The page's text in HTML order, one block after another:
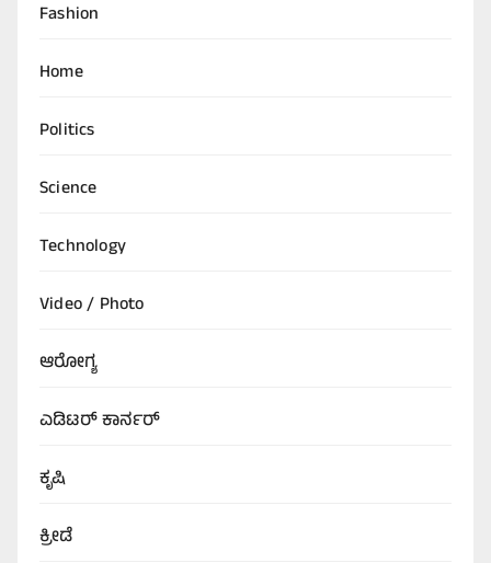
Fashion
Home
Politics
Science
Technology
Video / Photo
ಆರೋಗ್ಯ
ಎಡಿಟರ್‌ ಕಾರ್ನರ್
ಕೃಷಿ
ಕ್ರೀಡೆ